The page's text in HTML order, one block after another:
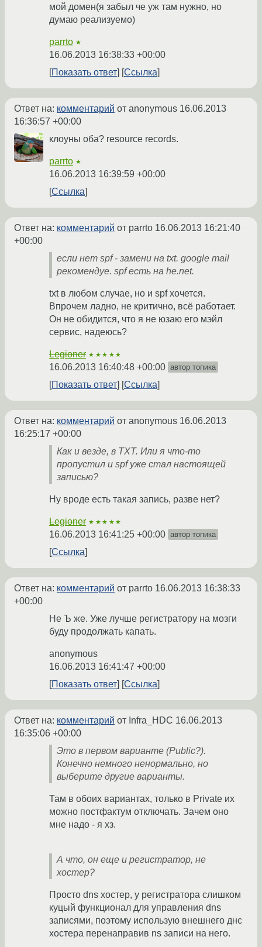
мой домен(я забыл че уж там нужно, но
думаю реализуемо)
parrto ★
16.06.2013 16:38:33 +00:00
Показать ответ
Ссылка
Ответ на: комментарий от anonymous 16.06.2013
16:36:57 +00:00
клоуны оба? resource records.
parrto ★
16.06.2013 16:39:59 +00:00
Ссылка
Ответ на: комментарий от parrto 16.06.2013 16:21:40
+00:00
если нет spf - замени на txt. google mail
рекомендуе. spf есть на he.net.
txt в любом случае, но и spf хочется.
Впрочем ладно, не критично, всё работает.
Он не обидится, что я не юзаю его мэйл
сервис, надеюсь?
Legioner ★★★★★
16.06.2013 16:40:48 +00:00 автор топика
Показать ответ Ссылка
Ответ на: комментарий от anonymous 16.06.2013
16:25:17 +00:00
Как и везде, в TXT. Или я что-то
пропустил и spf уже стал настоящей
записью?
Ну вроде есть такая запись, разве нет?
Legioner ★★★★★
16.06.2013 16:41:25 +00:00 автор топика
Ссылка
Ответ на: комментарий от parrto 16.06.2013 16:38:33
+00:00
Не Ъ же. Уже лучше регистратору на мозги
буду продолжать капать.
anonymous
16.06.2013 16:41:47 +00:00
Показать ответ
Ссылка
Ответ на: комментарий от Infra_HDC 16.06.2013
16:35:06 +00:00
Это в первом варианте (Public?).
Конечно немного ненормально, но
выберите другие варианты.
Там в обоих вариантах, только в Private их
можно постфактум отключать. Зачем оно
мне надо - я хз.
А что, он еще и регистратор, не
хостер?
Просто dns хостер, у регистратора слишком
куцый функционал для управления dns
записями, поэтому использую внешнего днс
хостера перенаправив ns записи на него.